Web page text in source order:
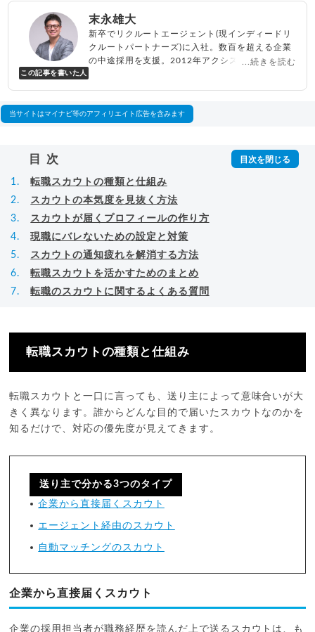
この記事を書いた人
末永雄大
新卒でリクルートエージェント(現インディードリ
クルートパートナーズ)に入社。数百を超える企業
の中途採用を支援。2012年アクシス(株)設立、代
べらない転職エージェント
...続きを読む
当サイトはマイナビ等のアフィリエイト広告を含みます
目次
転職スカウトの種類と仕組み
スカウトの本気度を見抜く方法
スカウトが届くプロフィールの作り方
現職にバレないための設定と対策
スカウトの通知疲れを解消する方法
転職スカウトを活かすためのまとめ
転職のスカウトに関するよくある質問
転職スカウトの種類と仕組み
転職スカウトと一口に言っても、送り主によって意味合いが大
きく異なります。誰からどんな目的で届いたスカウトなのかを
知るだけで、対応の優先度が見えてきます。
送り主で分かる3つのタイプ
企業から直接届くスカウト
エージェント経由のスカウト
自動マッチングのスカウト
企業から直接届くスカウト
企業の採用担当者が職務経歴を読んだ上で送るスカウトは、も